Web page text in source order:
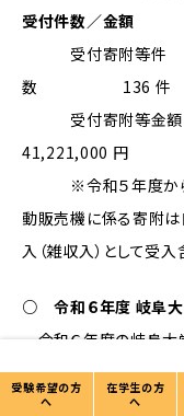
受付件数／金額
受付寄附等件
数 136 件
受付寄附等金
41,221,000 円
※令和５年度か
動販売機に係る寄附
入（雑収入）として受入
○ 令和６年度 岐阜大
令和６年度の岐阜大
額は、6,519万円です。
学生支援事業・国際
受験希望の方
へ
在学生の方
へ